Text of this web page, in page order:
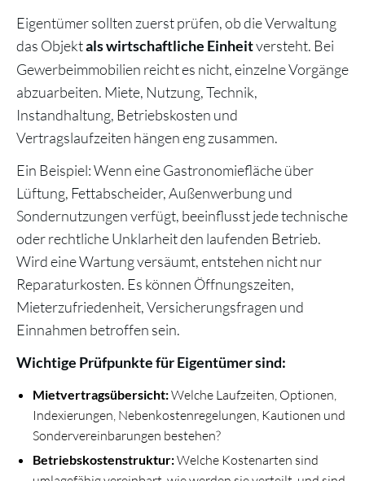
Eigentümer sollten zuerst prüfen, ob die Verwaltung
das Objektals wirtschaftliche Einheitversteht. Bei
Gewerbeimmobilien reicht es nicht, einzelne Vorgänge
abzuarbeiten. Miete, Nutzung, Technik,
Instandhaltung, Betriebskosten und
Vertragslaufzeiten hängen eng zusammen.
Ein Beispiel: Wenn eine Gastronomiefläche über
Lüftung, Fettabscheider, Außenwerbung und
Sondernutzungen verfügt, beeinflusst jede technische
oder rechtliche Unklarheit den laufenden Betrieb.
Wird eine Wartung versäumt, entstehen nicht nur
Reparaturkosten. Es können Öffnungszeiten,
Mieterzufriedenheit, Versicherungsfragen und
Einnahmen betroffen sein.
Wichtige Prüfpunkte für Eigentümer sind:
Mietvertragsübersicht:Welche Laufzeiten, Optionen,
Indexierungen, Nebenkostenregelungen, Kautionen und
Sondervereinbarungen bestehen?
Betriebskostenstruktur:Welche Kostenarten sind